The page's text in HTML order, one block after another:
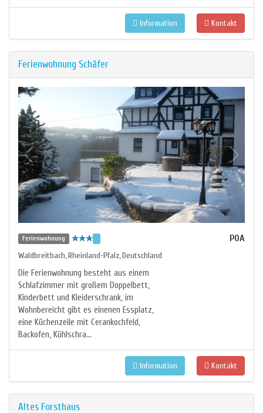
Kontakt
Information
Ferienwohnung Schäfer
Ferienwohnung
Waldbreitbach Rheinland-Pfalz Deutschland
Die Ferienwohnung besteht aus einem
Schlafzimmer mit großem Doppelbett,
Kinderbett und Kleiderschrank, im
Wohnbereicht gibt es einenen Essplatz,
eine Küchenzeile mit Cerankochfeld,
Backofen, Kühlschra...
POA
Kontakt
Information
Altes Forsthaus